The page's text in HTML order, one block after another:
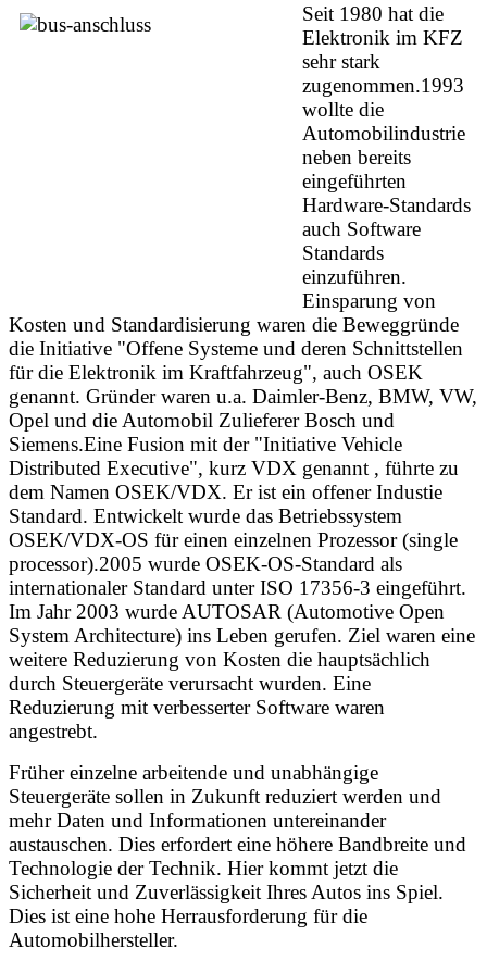
Seit 1980 hat die
Elektronik im KFZ
sehr stark
zugenommen.1993
wollte die
Automobilindustrie
neben bereits
eingeführten
Hardware-Standards
auch Software
Standards
einzuführen.
Einsparung von
Kosten und Standardisierung waren die Beweggründe
die Initiative "Offene Systeme und deren Schnittstellen
für die Elektronik im Kraftfahrzeug", auch OSEK
genannt. Gründer waren u.a. Daimler-Benz, BMW, VW,
Opel und die Automobil Zulieferer Bosch und
Siemens.Eine Fusion mit der "Initiative Vehicle
Distributed Executive", kurz VDX genannt , führte zu
dem Namen OSEK/VDX. Er ist ein offener Industie
Standard. Entwickelt wurde das Betriebssystem
OSEK/VDX-OS für einen einzelnen Prozessor (single
processor).2005 wurde OSEK-OS-Standard als
internationaler Standard unter ISO 17356-3 eingeführt.
Im Jahr 2003 wurde AUTOSAR (Automotive Open
System Architecture) ins Leben gerufen. Ziel waren eine
weitere Reduzierung von Kosten die hauptsächlich
durch Steuergeräte verursacht wurden. Eine
Reduzierung mit verbesserter Software waren
angestrebt.
Früher einzelne arbeitende und unabhängige
Steuergeräte sollen in Zukunft reduziert werden und
mehr Daten und Informationen untereinander
austauschen. Dies erfordert eine höhere Bandbreite und
Technologie der Technik. Hier kommt jetzt die
Sicherheit und Zuverlässigkeit Ihres Autos ins Spiel.
Dies ist eine hohe Herrausforderung für die
Automobilhersteller.